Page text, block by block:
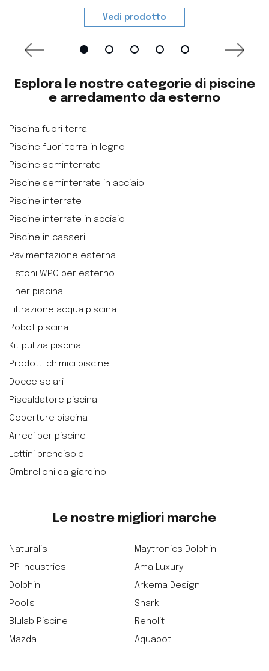
Vedi prodotto
Esplora le nostre categorie di piscine
e arredamento da esterno
Piscina fuori terra
Piscine fuori terra in legno
Piscine seminterrate
Piscine seminterrate in acciaio
Piscine interrate
Piscine interrate in acciaio
Piscine in casseri
Pavimentazione esterna
Listoni WPC per esterno
Liner piscina
Filtrazione acqua piscina
Robot piscina
Kit pulizia piscina
Prodotti chimici piscine
Docce solari
Riscaldatore piscina
Coperture piscina
Arredi per piscine
Lettini prendisole
Ombrelloni da giardino
Le nostre migliori marche
Naturalis
RP Industries
Dolphin
Maytronics Dolphin
Ama Luxury
Arkema Design
Pool's
Blulab Piscine
Mazda
Shark
Renolit
Aquabot